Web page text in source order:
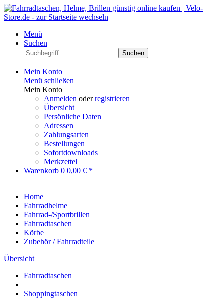
Menü
Suchen
Suchen
Mein Konto
Menü schließen
Mein Konto
Anmelden oderregistrieren
Übersicht
Persönliche Daten
Adressen
Zahlungsarten
Bestellungen
Sofortdownloads
Merkzettel
Warenkorb 0 0,00 € *
Home
Fahrradhelme
Fahrrad-/Sportbrillen
Fahrradtaschen
Körbe
Zubehör / Fahrradteile
Übersicht
Fahrradtaschen
Shoppingtaschen